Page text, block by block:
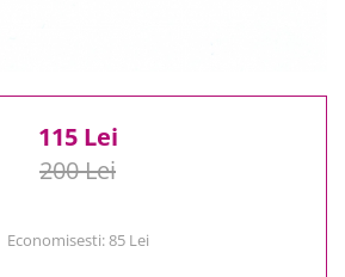
115 Lei
200 Lei
Economisesti:85 Lei